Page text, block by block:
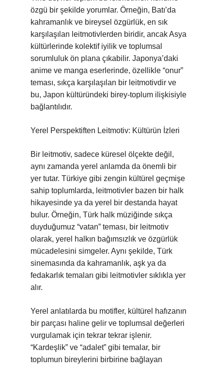
özgü bir şekilde yorumlar. Örneğin, Batı’da
kahramanlık ve bireysel özgürlük, en sık
karşılaşılan leitmotivlerden biridir, ancak Asya
kültürlerinde kolektif iyilik ve toplumsal
sorumluluk ön plana çıkabilir. Japonya’daki
anime ve manga eserlerinde, özellikle “onur”
teması, sıkça karşılaşılan bir leitmotivdir ve
bu, Japon kültüründeki birey-toplum ilişkisiyle
bağlantılıdır.
Yerel Perspektiften Leitmotiv: Kültürün İzleri
Bir leitmotiv, sadece küresel ölçekte değil,
aynı zamanda yerel anlamda da önemli bir
yer tutar. Türkiye gibi zengin kültürel geçmişe
sahip toplumlarda, leitmotivler bazen bir halk
hikayesinde ya da yerel bir destanda hayat
bulur. Örneğin, Türk halk müziğinde sıkça
duyduğumuz “vatan” teması, bir leitmotiv
olarak, yerel halkın bağımsızlık ve özgürlük
mücadelesini simgeler. Aynı şekilde, Türk
sinemasında da kahramanlık, aşk ya da
fedakarlık temaları gibi leitmotivler sıklıkla yer
alır.
Yerel anlatılarda bu motifler, kültürel hafızanın
bir parçası haline gelir ve toplumsal değerleri
vurgulamak için tekrar tekrar işlenir.
“Kardeşlik” ve “adalet” gibi temalar, bir
toplumun bireylerini birbirine bağlayan